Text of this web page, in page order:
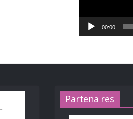
00:00
Partenaires